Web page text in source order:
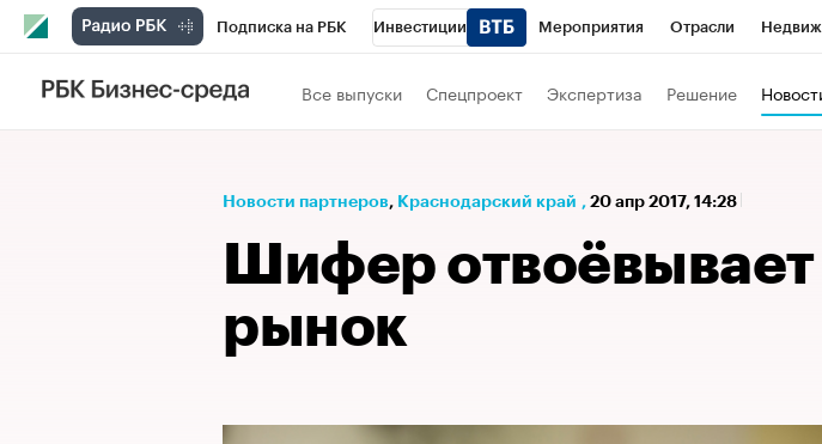
Подписка на РБК Инвестиции Мероприятия Отрасли
Телеканал
Спецпроекты Политика
Рынок наличной валюты
Все выпуски Спецпроект Экспертиза Решение
Новости партнеров⁠, Краснодарский край , 20 апр 2017, 14:28
Шифер отвоёвывает
рынок